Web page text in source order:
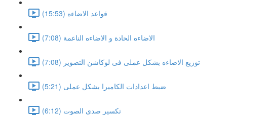
قواعد الاضاءه (15:53)
الاضاءه الحادة و الاضاءه الناعمة (7:08)
توزيع الاضاءه بشكل عملى فى لوكاشن التصوير (7:08)
ضبط اعدادات الكاميرا بشكل عملى (5:21)
تكسير صدى الصوت (6:12)